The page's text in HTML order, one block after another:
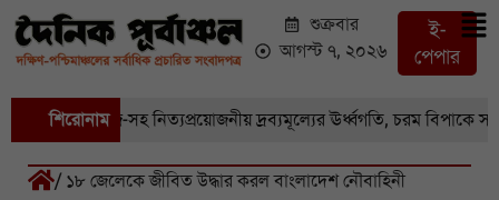
শুক্রবার
আগস্ট ৭, ২০২৬
ই-
পেপার
শিরোনাম
সবজি-সহ নিত্যপ্রয়োজনীয় দ্রব্যমূল্যের ঊর্ধ্বগতি, চরম বিপাকে
/ ১৮ জেলেকে জীবিত উদ্ধার করল বাংলাদেশ নৌবাহিনী